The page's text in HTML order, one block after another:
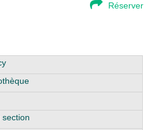
Réserver
section